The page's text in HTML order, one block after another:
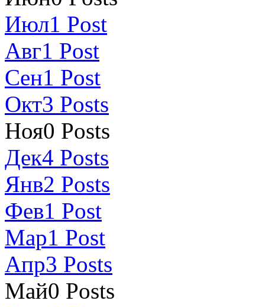
Июл1 Post
Авг1 Post
Сен1 Post
Окт3 Posts
Ноя0 Posts
Дек4 Posts
Янв2 Posts
Фев1 Post
Мар1 Post
Апр3 Posts
Май0 Posts